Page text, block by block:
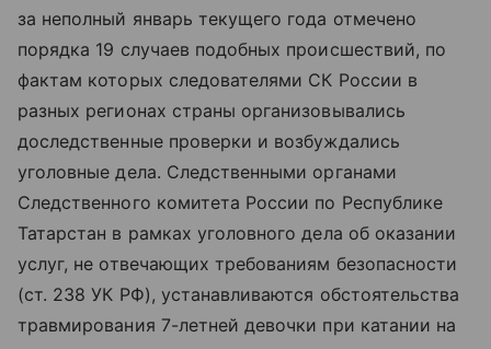
за неполный январь текущего года отмечено
порядка 19 случаев подобных происшествий, по
фактам которых следователями СК России в
разных регионах страны организовывались
доследственные проверки и возбуждались
уголовные дела. Следственными органами
Следственного комитета России по Республике
Татарстан в рамках уголовного дела об оказании
услуг, не отвечающих требованиям безопасности
(ст. 238 УК РФ), устанавливаются обстоятельства
травмирования 7-летней девочки при катании на